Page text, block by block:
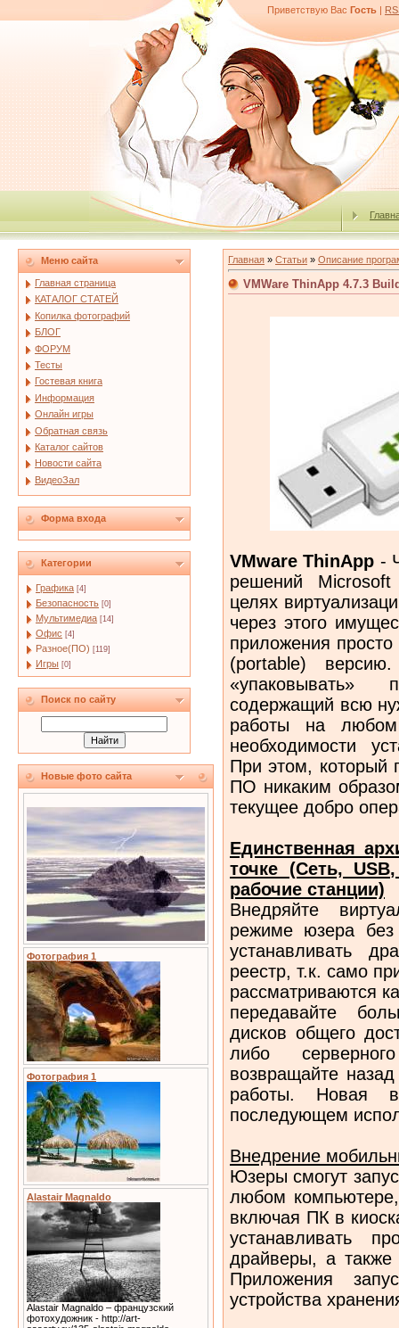
Приветствую Вас Гость |
Меню сайта
Главная страница
КАТАЛОГ СТАТЕЙ
Копилка фотографий
БЛОГ
ФОРУМ
Тесты
Гостевая книга
Информация
Онлайн игры
Обратная связь
Каталог сайтов
Новости сайта
ВидеоЗал
Форма входа
Категории
Графика [4]
Безопасность [0]
Мультимедиа [14]
Офис [4]
Разное(ПО) [119]
Игры [0]
Поиск по сайту
Новые фото сайта
Фотография 1
Фотография 1
Alastair Magnaldo
Alastair Magnaldo – французский
фотохудожник - http://art-
Главная » Статьи » Описание
VMWare ThinApp 4.7.3
VMware ThinApp -
решений
целях
через этого
приложения
(portable)
«упаковывать»
содержащий всю
работы на
необходимости
При этом, который
ПО никаким
текущее добро
Единственная
точке (Сеть,
рабочие станции)
Внедряйте
режиме юзера
устанавливать
реестр, т.к. само
рассматриваются
передавайте
дисков общего
либо
возвращайте
работы. Новая
последующем
Внедрение
Юзеры смогут
любом
включая ПК в
устанавливать
драйверы, а
Приложения
устройства